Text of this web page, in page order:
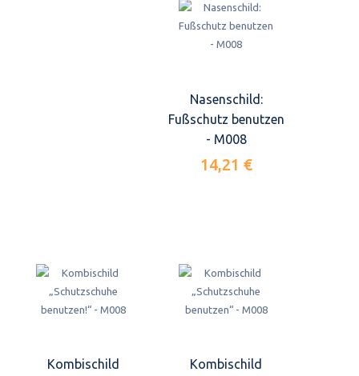
Nasenschild:
Fußschutz benutzen
- M008
14,21 €
Kombischild
Kombischild